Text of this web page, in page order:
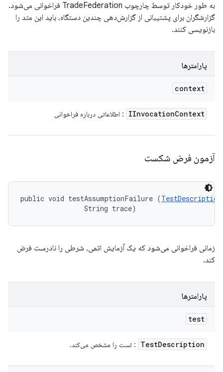
به طور خودکار توسط چارچوب TradeFederation فراخوانی می‌شود.
گزارشگران برای پشتیبانی از گزارش‌دهی چندین دستگاه، باید این متد را
بازنویسی کنند.
پارامترها
context
IInvocationContext : اطلاعاتی درباره فراخوانی
آزمون فرض شکست
public void testAssumptionFailure (TestDescription
                String trace)
زمانی فراخوانی می‌شود که یک آزمایش اتمی، شرطی را نادرست فرض
کند.
پارامترها
test
TestDescription : تست را مشخص می‌کند.